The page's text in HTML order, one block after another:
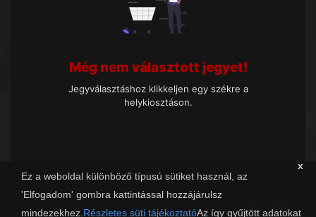
x
Ez a weboldal különböző típusú sütiket használ, az
'Elfogadom' gombra kattintással hozzájárulsz
mindezekhez. Részletes süti tájékoztatóAz így gyűjtött adatokat
Még nem választott jegyet!
Jegyválasztáshoz klikkeljen egy székre a
helykiosztáson.
Tovább